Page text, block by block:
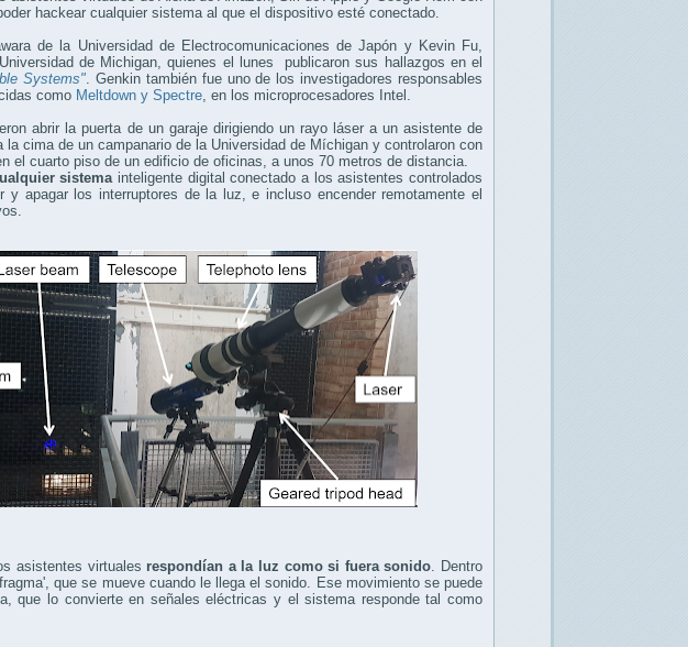
hackear cualquier sistema al que el dispositivo esté conectado.
de la Universidad de Electrocomunicaciones de Japón y Kevin Fu,
de Michigan, quienes el lunes publicaron sus hallazgos en el
Systems" . Genkin también fue uno de los investigadores responsables
como Meltdown y Spectre , en los microprocesadores Intel.
abrir la puerta de un garaje dirigiendo un rayo láser a un asistente de
cima de un campanario de la Universidad de Míchigan y controlaron con
el cuarto piso de un edificio de oficinas, a unos 70 metros de distancia.
sistema inteligente digital conectado a los asistentes controlados
apagar los interruptores de la luz, e incluso encender remotamente el
asistentes virtuales respondían a la luz como si fuera sonido . Dentro
que se mueve cuando le llega el sonido. Ese movimiento se puede
que lo convierte en señales eléctricas y el sistema responde tal como